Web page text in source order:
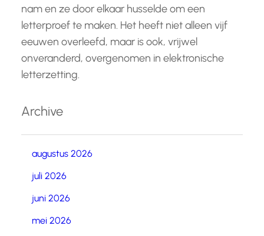
nam en ze door elkaar husselde om een
letterproef te maken. Het heeft niet alleen vijf
eeuwen overleefd, maar is ook, vrijwel
onveranderd, overgenomen in elektronische
letterzetting.
Archive
augustus 2026
juli 2026
juni 2026
mei 2026